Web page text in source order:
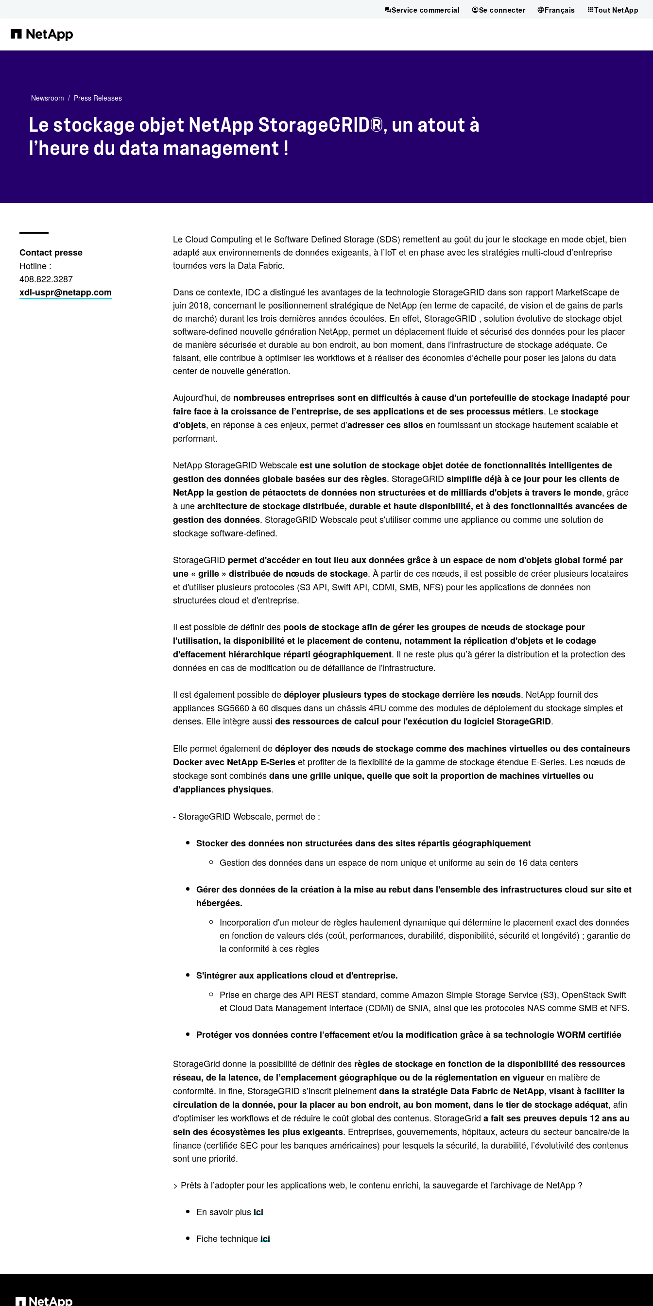
Service commercial Se connecter Français Tout NetApp
Newsroom Press Releases
Le stockage objet NetApp StorageGRID®, un atout à
l’heure du data management !
Contact presse
Hotline :
408.822.3287
xdl-uspr@netapp.com
Le Cloud Computing et le Software Defined Storage (SDS) remettent au goût du jour le stockage en mode objet, bien
adapté aux environnements de données exigeants, à l’IoT et en phase avec les stratégies multi-cloud d’entreprise
tournées vers la Data Fabric.
Dans ce contexte, IDC a distingué les avantages de la technologie StorageGRID dans son rapport MarketScape de
juin 2018, concernant le positionnement stratégique de NetApp (en terme de capacité, de vision et de gains de parts
de marché) durant les trois dernières années écoulées. En effet, StorageGRID , solution évolutive de stockage objet
software-defined nouvelle génération NetApp, permet un déplacement fluide et sécurisé des données pour les placer
de manière sécurisée et durable au bon endroit, au bon moment, dans l’infrastructure de stockage adéquate. Ce
faisant, elle contribue à optimiser les workflows et à réaliser des économies d’échelle pour poser les jalons du data
center de nouvelle génération.
Aujourd'hui, de nombreuses entreprises sont en difficultés à cause d'un portefeuille de stockage inadapté pour
faire face à la croissance de l’entreprise, de ses applications et de ses processus métiers. Lestockage
d'objets, en réponse à ces enjeux, permet d’adresser ces silosen fournissant un stockage hautement scalable et
performant.
NetApp StorageGRID Webscaleest une solution de stockage objet dotée de fonctionnalités intelligentes de
gestion des données globale basées sur des règles. StorageGRID simplifie déjà à ce jour pour les clients de
NetApp la gestion de pétaoctets de données non structurées et de milliards d'objets à travers le monde, grâce
à unearchitecture de stockage distribuée, durable et haute disponibilité, et à des fonctionnalités avancées de
gestion des données. StorageGRID Webscale peut s'utiliser comme une appliance ou comme une solution de
stockage software-defined.
StorageGRID permet d'accéder en tout lieu aux données grâce à un espace de nom d'objets global formé par
une « grille » distribuée de nœuds de stockage. À partir de ces nœuds, il est possible de créer plusieurs locataires
et d'utiliser plusieurs protocoles (S3 API, Swift API, CDMI, SMB, NFS) pour les applications de données non
structurées cloud et d'entreprise.
Il est possible de définir des pools de stockage afin de gérer les groupes de nœuds de stockage pour
l'utilisation, la disponibilité et le placement de contenu, notamment la réplication d'objets et le codage
d'effacement hiérarchique réparti géographiquement. Il ne reste plus qu’à gérer la distribution et la protection des
données en cas de modification ou de défaillance de l'infrastructure.
Il est également possible dedéployer plusieurs types de stockage derrière les nœuds. NetApp fournit des
appliances SG5660 à 60 disques dans un châssis 4RU comme des modules de déploiement du stockage simples et
denses. Elle intègre aussi des ressources de calcul pour l'exécution du logiciel StorageGRID.
Elle permet également dedéployer des nœuds de stockage comme des machines virtuelles ou des containeurs
Docker avec NetApp E-Serieset profiter de la flexibilité de la gamme de stockage étendue E-Series. Les nœuds de
stockage sont combinésdans une grille unique, quelle que soit la proportion de machines virtuelles ou
d'appliances physiques.
- StorageGRID Webscale, permet de :
Stocker des données non structurées dans des sites répartis géographiquement
Gestion des données dans un espace de nom unique et uniforme au sein de 16 data centers
Gérer des données de la création à la mise au rebut dans l'ensemble des infrastructures cloud sur site et
hébergées.
Incorporation d'un moteur de règles hautement dynamique qui détermine le placement exact des données
en fonction de valeurs clés (coût, performances, durabilité, disponibilité, sécurité et longévité) ; garantie de
la conformité à ces règles
S'intégrer aux applications cloud et d'entreprise.
Prise en charge des API REST standard, comme Amazon Simple Storage Service (S3), OpenStack Swift
et Cloud Data Management Interface (CDMI) de SNIA, ainsi que les protocoles NAS comme SMB et NFS.
Protéger vos données contre l’effacement et/ou la modification grâce à sa technologie WORM certifiée
StorageGrid donne la possibilité de définir des règles de stockage en fonction de la disponibilité des ressources
réseau, de la latence, de l’emplacement géographique ou de la réglementation en vigueuren matière de
conformité. In fine, StorageGRID s’inscrit pleinementdans la stratégie Data Fabric de NetApp, visant à faciliter la
circulation de la donnée, pour la placer au bon endroit, au bon moment, dans le tier de stockage adéquat, afin
d'optimiser les workflows et de réduire le coût global des contenus. StorageGrid a fait ses preuves depuis 12 ans au
sein des écosystèmes les plus exigeants. Entreprises, gouvernements, hôpitaux, acteurs du secteur bancaire/de la
finance (certifiée SEC pour les banques américaines) pour lesquels la sécurité, la durabilité, l’évolutivité des contenus
sont une priorité.
> Prêts à l’adopter pour les applications web, le contenu enrichi, la sauvegarde et l'archivage de NetApp ?
En savoir plusici
Fiche techniqueici